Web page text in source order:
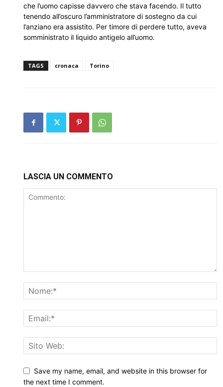
che l’uomo capisse davvero che stava facendo. Il tutto
tenendo all’oscuro l’amministratore di sostegno da cui
l’anziano era assistito. Per timore di perdere tutto, aveva
somministrato il liquido antigelo all’uomo.
TAGS cronaca Torino
LASCIA UN COMMENTO
Save my name, email, and website in this browser for
the next time I comment.